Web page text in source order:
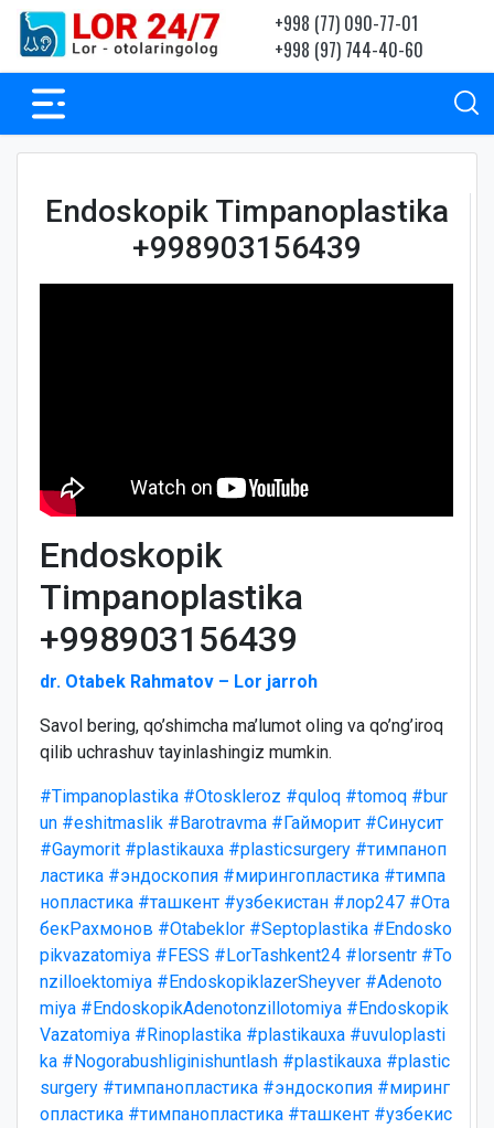
+998 (77) 090-77-01
+998 (97) 744-40-60
Endoskopik Timpanoplastika
+998903156439
Endoskopik
Timpanoplastika
+998903156439
dr. Otabek Rahmatov – Lor jarroh
Savol bering, qo’shimcha ma’lumot oling va qo’ng’iroq
qilib uchrashuv tayinlashingiz mumkin.
#Timpanoplastika #Otoskleroz #quloq #tomoq #bur
un #eshitmaslik #Barotravma #Гайморит #Синусит
#Gaymorit #plastikauxa #plasticsurgery #тимпаноп
ластика #эндоскопия #мирингопластика #тимпа
нопластика #ташкент #узбекистан #лор247 #Ота
бекРахмонов #Otabeklor #Septoplastika #Endosko
pikvazatomiya #FESS #LorTashkent24 #lorsentr #To
nzilloektomiya #EndoskopiklazerSheyver #Adenoto
miya #EndoskopikAdenotonzillotomiya #Endoskopik
Vazatomiya #Rinoplastika #plastikauxa #uvuloplasti
ka #Nogorabushliginishuntlash #plastikauxa #plastic
surgery #тимпанопластика #эндоскопия #миринг
опластика #тимпанопластика #ташкент #узбекис